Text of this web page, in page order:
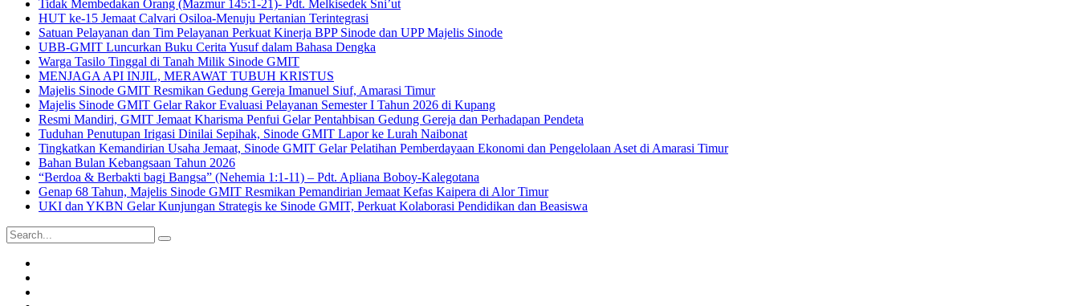
Tidak Membedakan Orang (Mazmur 145:1-21)- Pdt. Melkisedek Sni’ut
HUT ke-15 Jemaat Calvari Osiloa-Menuju Pertanian Terintegrasi
Satuan Pelayanan dan Tim Pelayanan Perkuat Kinerja BPP Sinode dan UPP Majelis Sinode
UBB-GMIT Luncurkan Buku Cerita Yusuf dalam Bahasa Dengka
Warga Tasilo Tinggal di Tanah Milik Sinode GMIT
MENJAGA API INJIL, MERAWAT TUBUH KRISTUS
Majelis Sinode GMIT Resmikan Gedung Gereja Imanuel Siuf, Amarasi Timur
Majelis Sinode GMIT Gelar Rakor Evaluasi Pelayanan Semester I Tahun 2026 di Kupang
Resmi Mandiri, GMIT Jemaat Kharisma Penfui Gelar Pentahbisan Gedung Gereja dan Perhadapan Pendeta
Tuduhan Penutupan Irigasi Dinilai Sepihak, Sinode GMIT Lapor ke Lurah Naibonat
Tingkatkan Kemandirian Usaha Jemaat, Sinode GMIT Gelar Pelatihan Pemberdayaan Ekonomi dan Pengelolaan Aset di Amarasi Timur
Bahan Bulan Kebangsaan Tahun 2026
“Berdoa & Berbakti bagi Bangsa” (Nehemia 1:1-11) – Pdt. Apliana Boboy-Kalegotana
Genap 68 Tahun, Majelis Sinode GMIT Resmikan Pemandirian Jemaat Kefas Kaipera di Alor Timur
UKI dan YKBN Gelar Kunjungan Strategis ke Sinode GMIT, Perkuat Kolaborasi Pendidikan dan Beasiswa
Search
for: